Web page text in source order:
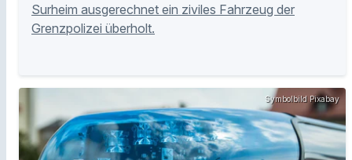
Surheim ausgerechnet ein ziviles Fahrzeug der
Grenzpolizei überholt.
Symbolbild Pixabay